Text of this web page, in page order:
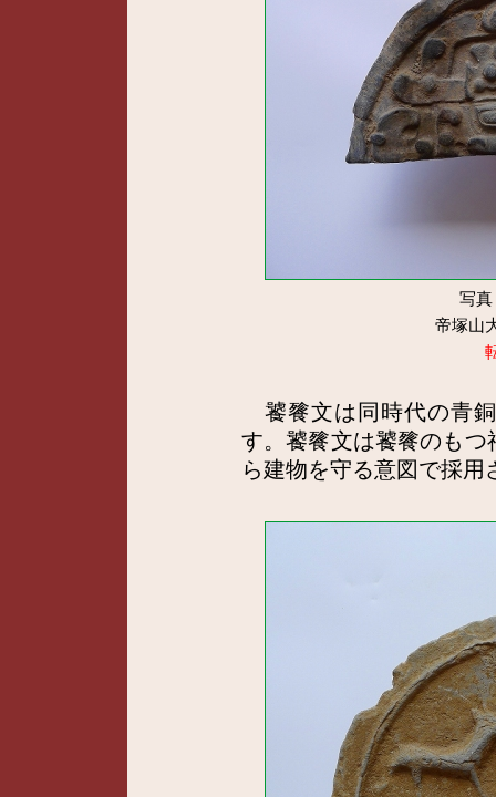
写真
帝塚山
饕餮文は同時代の青
す。饕餮文は饕餮のも
ら建物を守る意図で採用